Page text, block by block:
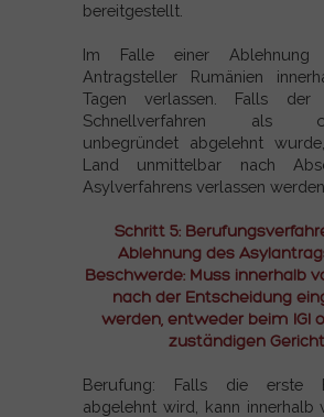
bereitgestellt.
Im Falle einer
Antragsteller Rumänien
Tagen verlassen. Falls
Schnellverfahren als
unbegründet abgelehnt
Land unmittelbar nach
Asylverfahrens verlassen werden.
Schritt 5:
Ablehnung des
Beschwerde: Muss innerhalb
nach der Entscheidung
werden, entweder beim IGI
zuständigen
Berufung: Falls die erste
abgelehnt wird, kann innerhalb